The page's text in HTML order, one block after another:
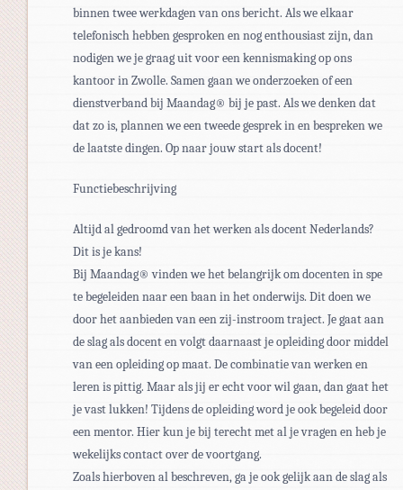
binnen twee werkdagen van ons bericht. Als we elkaar
telefonisch hebben gesproken en nog enthousiast zijn, dan
nodigen we je graag uit voor een kennismaking op ons
kantoor in Zwolle. Samen gaan we onderzoeken of een
dienstverband bij Maandag® bij je past. Als we denken dat
dat zo is, plannen we een tweede gesprek in en bespreken we
de laatste dingen. Op naar jouw start als docent!
Functiebeschrijving
Altijd al gedroomd van het werken als docent Nederlands?
Dit is je kans!
Bij Maandag® vinden we het belangrijk om docenten in spe
te begeleiden naar een baan in het onderwijs. Dit doen we
door het aanbieden van een zij-instroom traject. Je gaat aan
de slag als docent en volgt daarnaast je opleiding door middel
van een opleiding op maat. De combinatie van werken en
leren is pittig. Maar als jij er echt voor wil gaan, dan gaat het
je vast lukken! Tijdens de opleiding word je ook begeleid door
een mentor. Hier kun je bij terecht met al je vragen en heb je
wekelijks contact over de voortgang.
Zoals hierboven al beschreven, ga je ook gelijk aan de slag als